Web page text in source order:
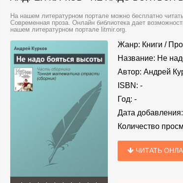
На нашем литературном портале можно бесплатно
Современная проза. Онлайн библиотека дает
нашем литературном портале litmir.org.
Жанр: Книги /
Название: Не
Автор: Андрей
ISBN: -
Год: -
Дата добавления:
Количество
ЧИТАТЬ